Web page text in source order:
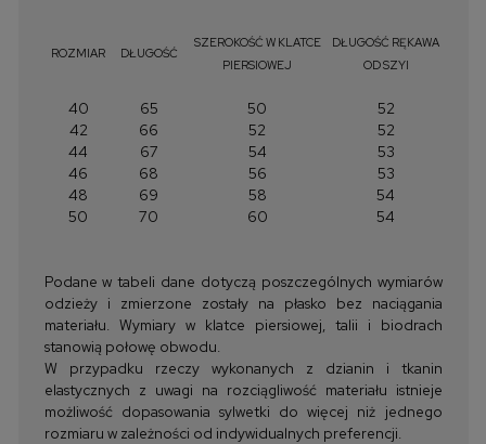
ROZMIAR DŁUGOŚĆ
SZEROKOŚĆ W KLATCE
PIERSIOWEJ
DŁUGOŚĆ RĘKAWA
OD SZYI
40 65 50
52
42
66 52
52
44
67 54
53
46
68 56
53
48
69 58
54
50
70 60 54
Podane w tabeli dane dotyczą poszczególnych wymiarów
odzieży i zmierzone zostały na płasko bez naciągania
materiału. Wymiary w klatce piersiowej, talii i biodrach
stanowią połowę obwodu.
W przypadku rzeczy wykonanych z dzianin i tkanin
elastycznych z uwagi na rozciągliwość materiału istnieje
możliwość dopasowania sylwetki do więcej niż jednego
rozmiaru w zależności od indywidualnych preferencji.